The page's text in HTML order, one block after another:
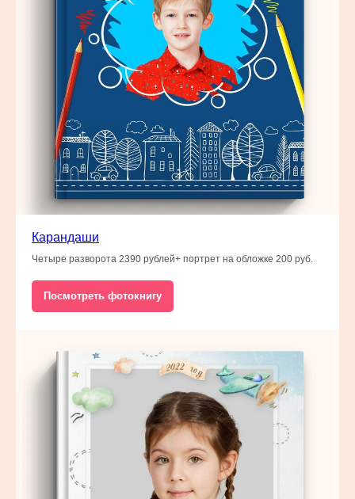
Карандаши
Четыре разворота 2390 рублей+ портрет на обложке 200 руб.
Посмотреть фотокнигу